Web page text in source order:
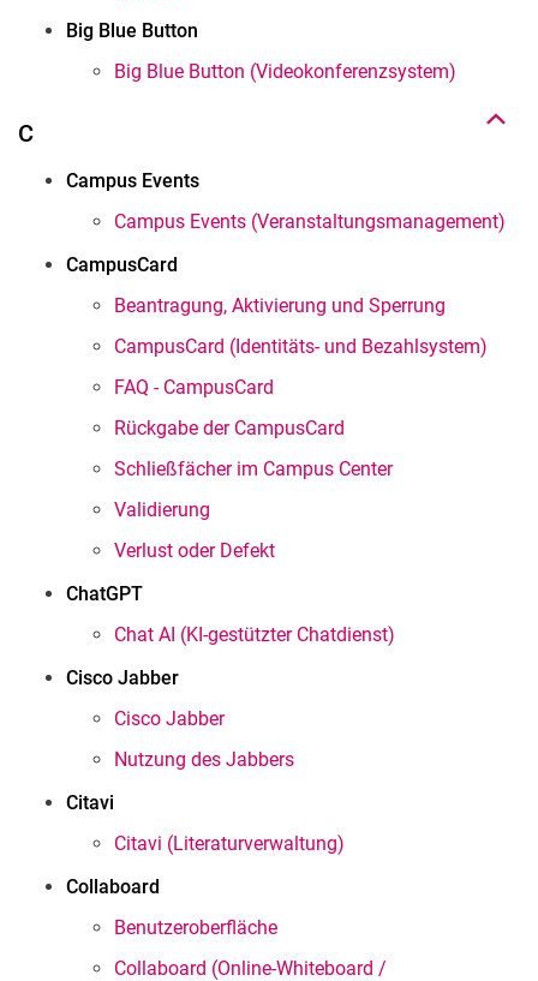
Big Blue Button
Big Blue Button (Videokonferenzsystem)
C
Campus Events
Campus Events (Veranstaltungsmanagement)
CampusCard
Beantragung, Aktivierung und Sperrung
CampusCard (Identitäts- und Bezahlsystem)
FAQ - CampusCard
Rückgabe der CampusCard
Schließfächer im Campus Center
Validierung
Verlust oder Defekt
ChatGPT
Chat AI (KI-gestützter Chatdienst)
Cisco Jabber
Cisco Jabber
Nutzung des Jabbers
Citavi
Citavi (Literaturverwaltung)
Collaboard
Benutzeroberfläche
Collaboard (Online-Whiteboard /